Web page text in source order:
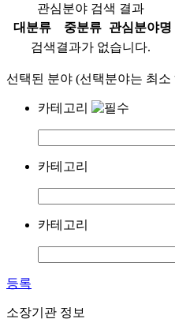
관심분야 검색 결과
대분류
중분류
관심분야명
검색결과가 없습니다.
선택된 분야 (선택분야는 최
카테고리
카테고리
카테고리
등록
소장기관 정보